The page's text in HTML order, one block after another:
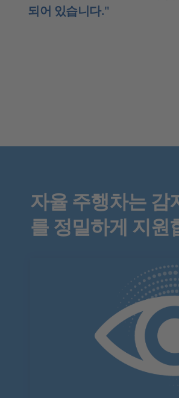
되어 있습니다."
자율 주행차는 감
를 정밀하게 지원